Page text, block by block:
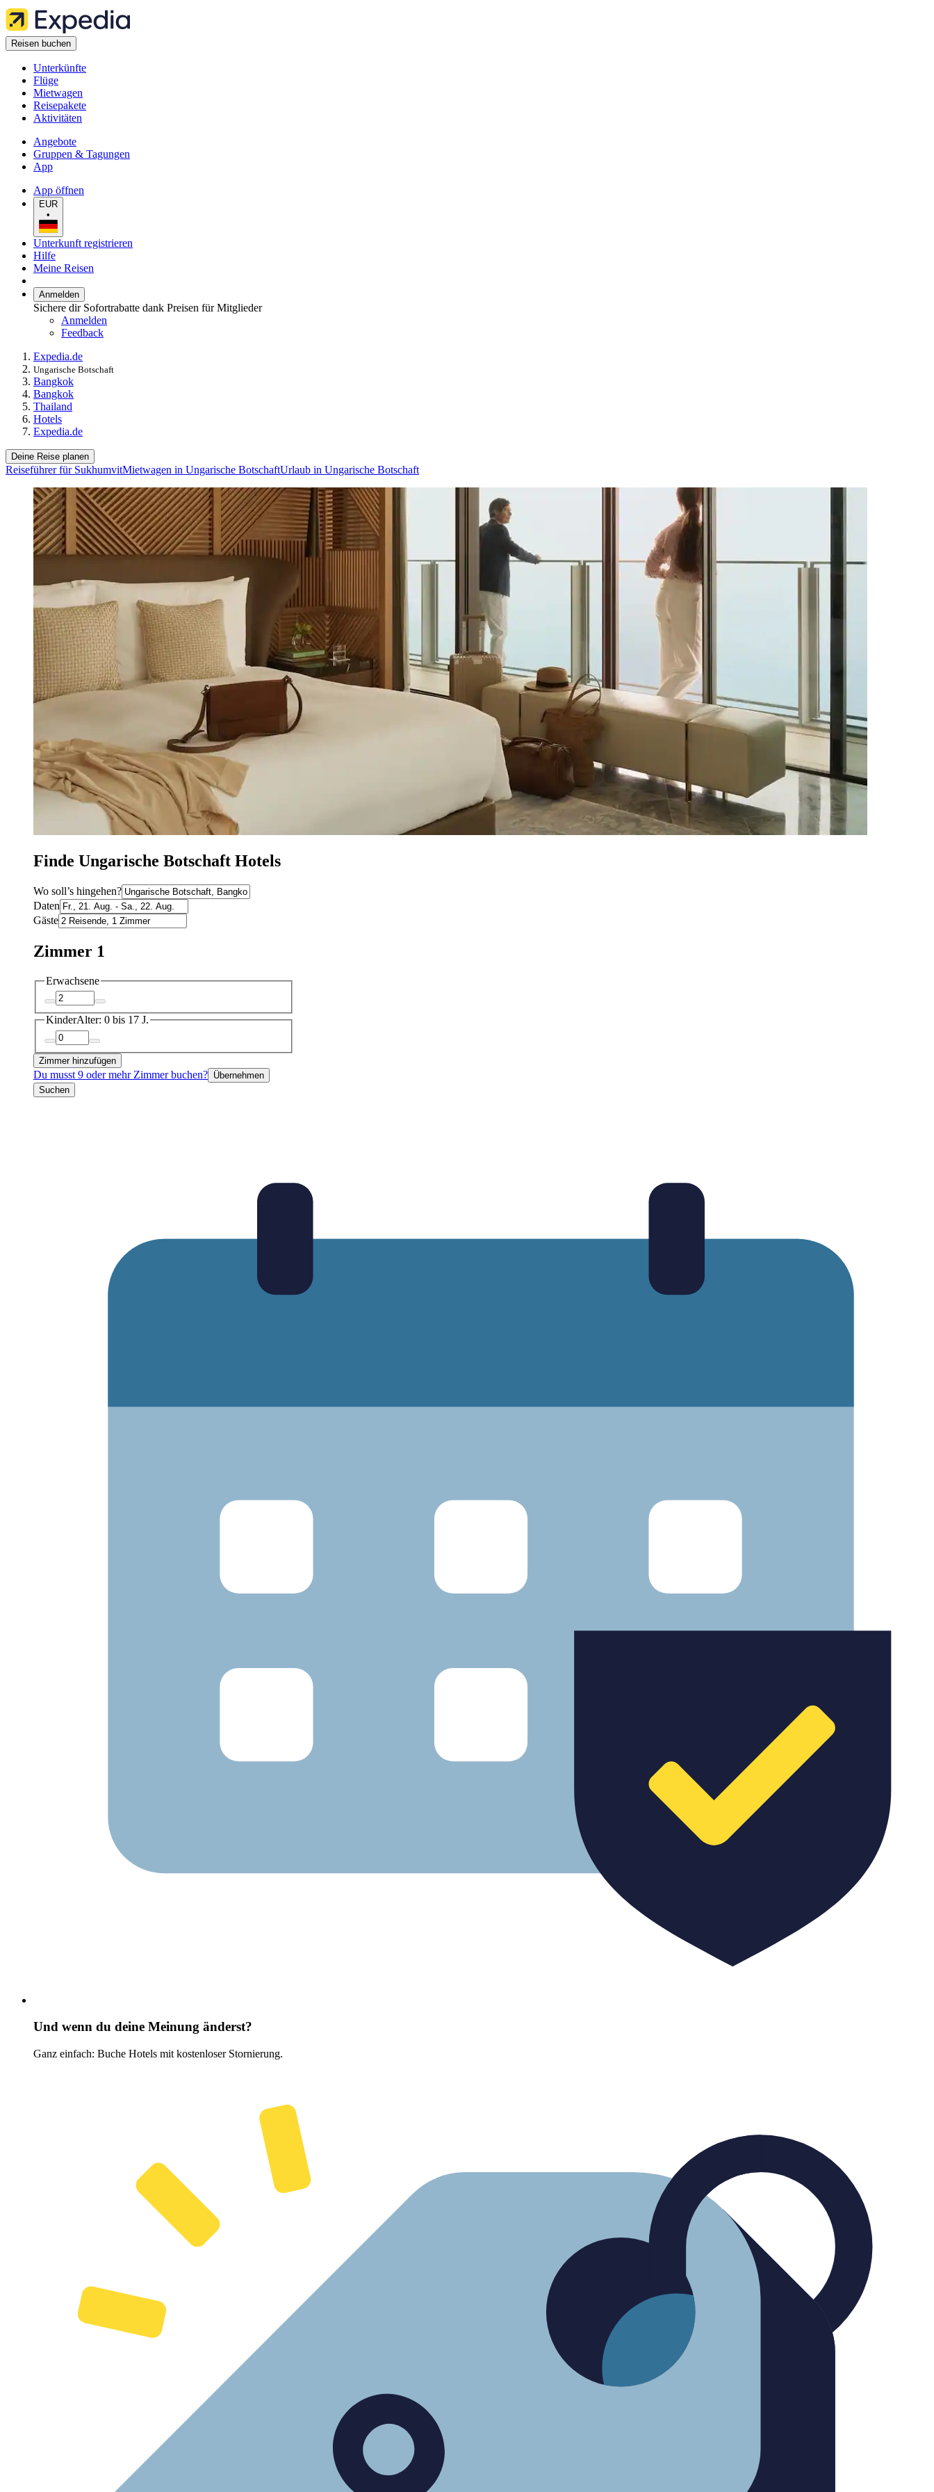
Reisen buchen
Unterkünfte
Flüge
Mietwagen
Reisepakete
Aktivitäten
Angebote
Gruppen & Tagungen
App
App öffnen
EUR
•
Unterkunft registrieren
Hilfe
Meine Reisen
Anmelden
Sichere dir Sofortrabatte dank Preisen für Mitglieder
Anmelden
Feedback
Expedia.de
Ungarische Botschaft
Bangkok
Bangkok
Thailand
Hotels
Expedia.de
Deine Reise planen
Reiseführer für SukhumvitMietwagen in Ungarische BotschaftUrlaub in Ungarische Botschaft
Finde Ungarische Botschaft Hotels
Wo soll’s hingehen?
Daten
Gäste
Zimmer 1
Erwachsene
KinderAlter: 0 bis 17 J.
Zimmer hinzufügen
Du musst 9 oder mehr Zimmer buchen? Übernehmen
Suchen
Und wenn du deine Meinung änderst?
Ganz einfach: Buche Hotels mit kostenloser Stornierung.